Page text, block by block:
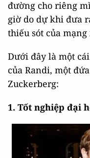
đường cho riêng
giờ do dự khi đưa
thiếu sót của
Dưới đây là một
của Randi, một
Zuckerberg:
1. Tốt nghiệp đại